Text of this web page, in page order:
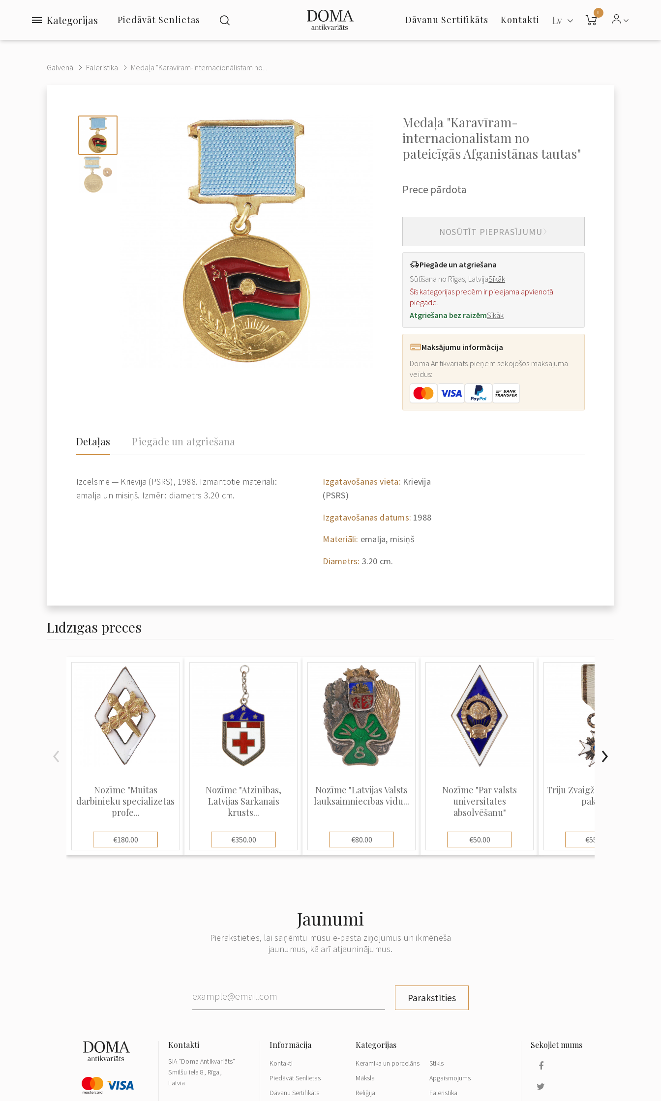
Kategorijas Piedāvāt Senlietas Dāvanu Sertifikāts Kontakti Lv
0
Galvenā Faleristika Medaļa "Karavīram-internacionālistam no...
Medaļa "Karavīram-
internacionālistam no
pateicīgās Afganistānas tautas"
Prece pārdota
NOSŪTĪT PIEPRASĪJUMU
Piegāde un atgriešana
Sūtīšana no Rīgas, LatvijaSīkāk
Šīs kategorijas precēm ir pieejama apvienotā
piegāde.
Atgriešana bez raizēmSīkāk
Maksājumu informācija
Doma Antikvariāts pieņem sekojošos maksājuma
veidus:
Detaļas Piegāde un atgriešana
Izcelsme — Krievija (PSRS), 1988. Izmantotie materiāli:
emalja un misiņš. Izmēri: diametrs 3.20 cm.
Izgatavošanas vieta: Krievija
(PSRS)
Izgatavošanas datums: 1988
Materiāli: emalja, misiņš
Diametrs: 3.20 cm.
Līdzīgas preces
Nozīme "Muitas
darbinieku specializētās
profe...
€180.00
Nozīme "Atzinības,
Latvijas Sarkanais
krusts...
€350.00
Nozīme "Latvijas Valsts
lauksaimniecības vidu...
€80.00
Nozīme "Par valsts
universitātes
absolvēšanu"
€50.00
Triju Zvaigžņu ordenis (5.
pakāpe)
€550.00
Jaunumi
Pierakstieties, lai saņēmtu mūsu e-pasta ziņojumus un ikmēneša
jaunumus, kā arī atjauninājumus.
Parakstīties
SIA "Doma Antikvariāts"
Smilšu iela 8, Rīga,
Latvia
Kontakti
Piedāvāt Senlietas
Dāvanu Sertifikāts
Keramika un porcelāns
Māksla
Reliģija
Stikls
Apgaismojums
Faleristika